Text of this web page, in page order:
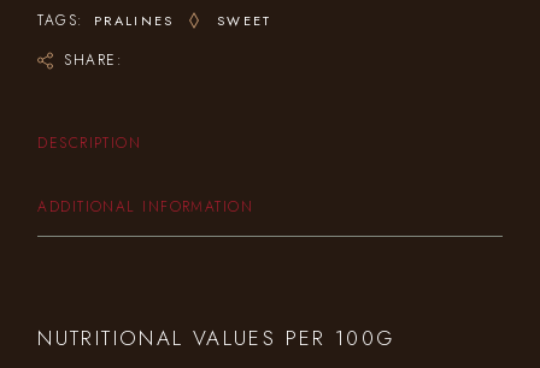
TAGS: PRALINES SWEET
SHARE:
DESCRIPTION
ADDITIONAL INFORMATION
NUTRITIONAL VALUES PER 100G